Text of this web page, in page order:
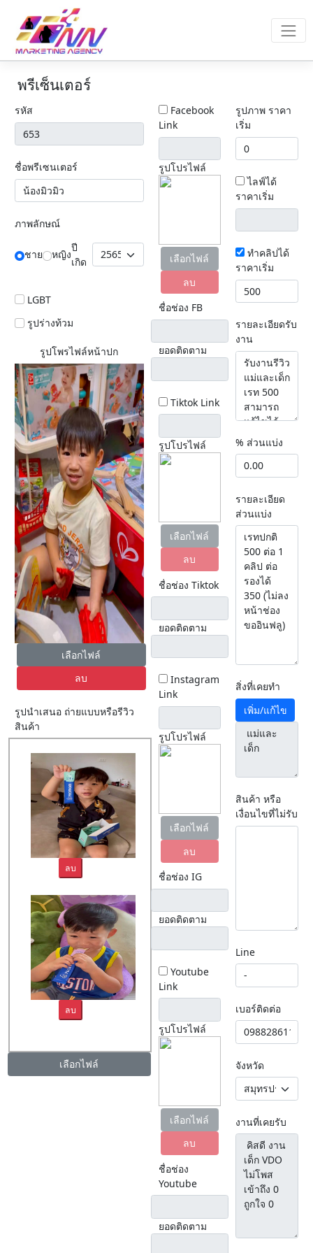
พรีเซ็นเตอร์
รหัส
ชื่อพรีเซนเตอร์
ภาพลักษณ์
ชาย หญิง
ปี
เกิด
LGBT
รูปร่างท้วม
รูปโพรไฟล์หน้าปก
เลือกไฟล์
ลบ
รูปนำเสนอ ถ่ายแบบหรือรีวิว
สินค้า
ลบ
ลบ
เลือกไฟล์
Facebook
Link
รูปโปรไฟล์
เลือกไฟล์
ลบ
ชื่อช่อง FB
ยอดติดตาม
Tiktok Link
รูปโปรไฟล์
เลือกไฟล์
ลบ
ชื่อช่อง Tiktok
ยอดติดตาม
Instagram
Link
รูปโปรไฟล์
เลือกไฟล์
ลบ
ชื่อช่อง IG
ยอดติดตาม
Youtube
Link
รูปโปรไฟล์
เลือกไฟล์
ลบ
ชื่อช่อง
Youtube
ยอดติดตาม
รูปภาพ ราคา
เริ่ม
ไลฟ์ได้
ราคาเริ่ม
ทำคลิปได้
ราคาเริ่ม
รายละเอียดรับ
งาน
% ส่วนแบ่ง
รายละเอียด
ส่วนแบ่ง
สิ่งที่เคยทำ
เพิ่ม/แก้ไข
สินค้า หรือ
เงื่อนไขที่ไม่รับ
Line
เบอร์ติดต่อ
จังหวัด
งานที่เคยรับ